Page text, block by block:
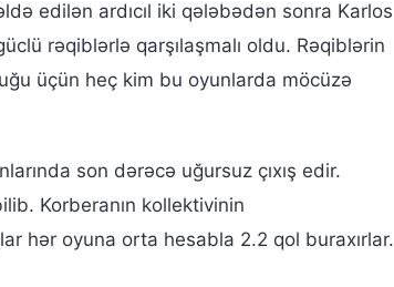
edilən ardıcıl iki qələbədən sonra Karlos
rəqiblərlə qarşılaşmalı oldu. Rəqiblərin
üçün heç kim bu oyunlarda möcüzə
son dərəcə uğursuz çıxış edir.
Korberanın kollektivinin
hər oyuna orta hesabla 2.2 qol buraxırlar.